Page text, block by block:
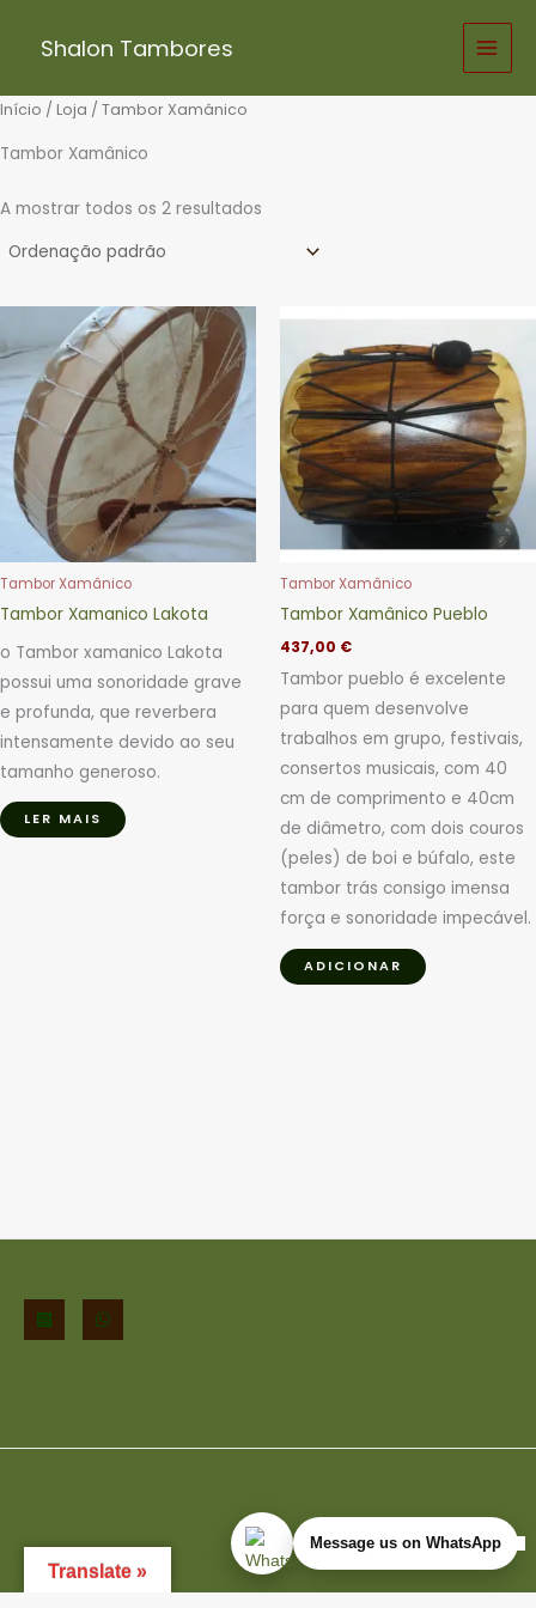
Shalon Tambores
Início / Loja / Tambor Xamânico
Tambor Xamânico
A mostrar todos os 2 resultados
Tambor Xamânico
Tambor Xamanico Lakota
o Tambor xamanico Lakota
possui uma sonoridade grave
e profunda, que reverbera
intensamente devido ao seu
tamanho generoso.
LER MAIS
Tambor Xamânico
Tambor Xamânico Pueblo
437,00 €
Tambor pueblo é excelente
para quem desenvolve
trabalhos em grupo, festivais,
consertos musicais, com 40
cm de comprimento e 40cm
de diâmetro, com dois couros
(peles) de boi e búfalo, este
tambor trás consigo imensa
força e sonoridade impecável.
ADICIONAR
Translate »
Message us on WhatsApp